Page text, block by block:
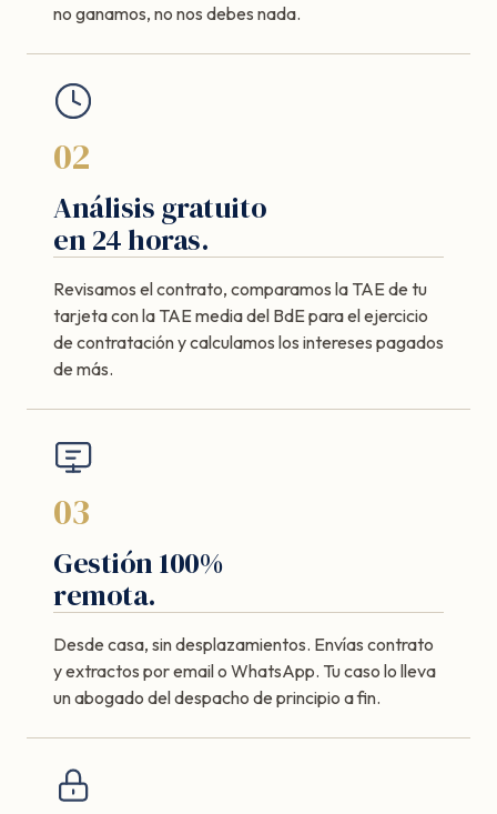
no ganamos, no nos debes nada.
02
Análisis gratuito
en 24 horas.
Revisamos el contrato, comparamos la TAE de tu
tarjeta con la TAE media del BdE para el ejercicio
de contratación y calculamos los intereses pagados
de más.
03
Gestión 100%
remota.
Desde casa, sin desplazamientos. Envías contrato
y extractos por email o WhatsApp. Tu caso lo lleva
un abogado del despacho de principio a fin.